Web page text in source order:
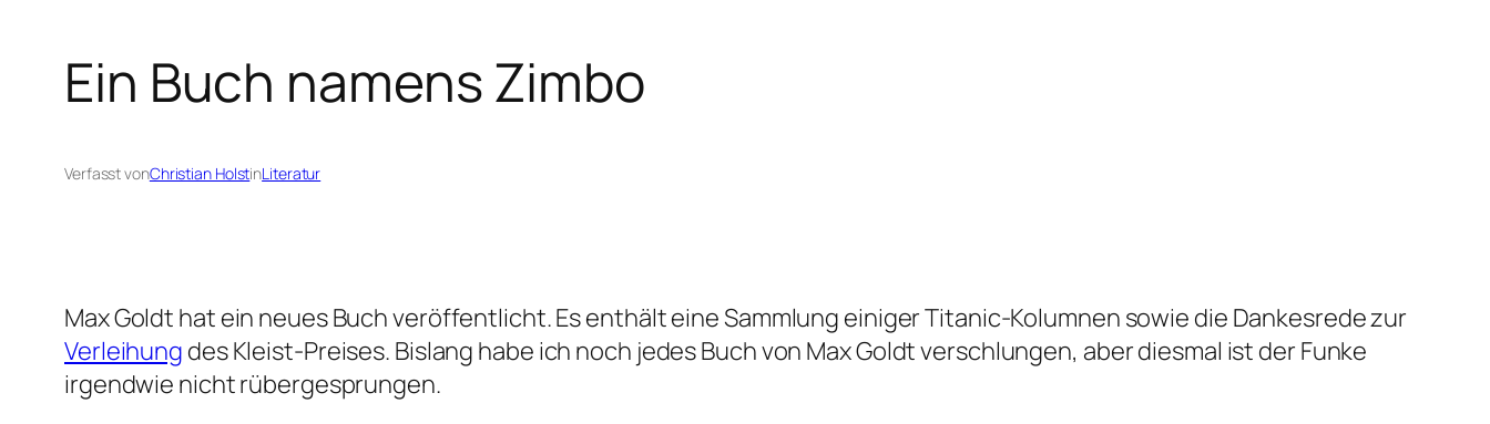
Ein Buch namens Zimbo
Verfasst vonChristian HolstinLiteratur
Max Goldt hat ein neues Buch veröffentlicht. Es enthält eine Sammlung einiger Titanic-Kolumnen sowie die Dankesrede zur
Verleihung des Kleist-Preises. Bislang habe ich noch jedes Buch von Max Goldt verschlungen, aber diesmal ist der Funke
irgendwie nicht rübergesprungen.